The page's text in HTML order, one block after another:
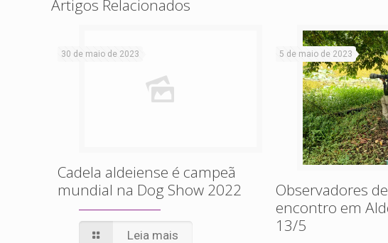
Artigos Relacionados
30 de maio de 2023
Cadela aldeiense é campeã
mundial na Dog Show 2022
Leia mais
5 de maio de 2023
Observadores
encontro em
13/5